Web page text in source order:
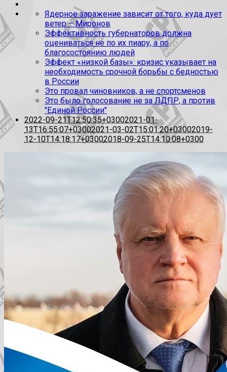
Ядерное заражение зависит от того, куда дует
ветер – Миронов
Эффективность губернаторов должна
оцениваться не по их пиару, а по
благосостоянию людей
Эффект «низкой базы»: кризис указывает на
необходимость срочной борьбы с бедностью
в России
Это провал чиновников, а не спортсменов
Это было голосование не за ЛДПР, а против
"Единой России"
2022-09-21T12:50:35+03002021-01-
13T16:55:07+03002021-03-02T15:01:20+03002019-
12-10T14:18:17+03002018-09-25T14:10:08+0300